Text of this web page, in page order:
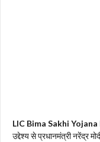
LIC Bima Sakhi
उद्देश्य से प्रधानमंत्री नरेंद्र